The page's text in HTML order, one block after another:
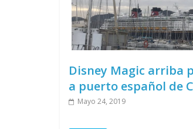
Disney Magic arriba
a puerto español de
Mayo 24, 2019